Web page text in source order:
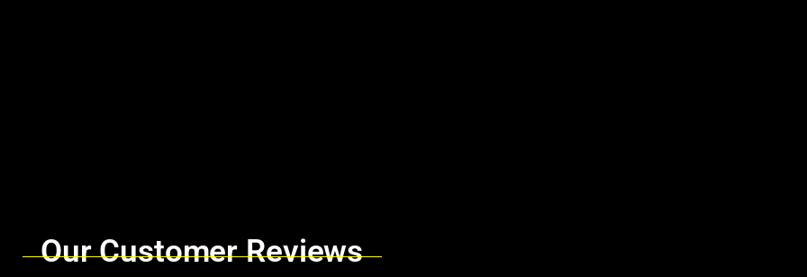
Our Customer Reviews